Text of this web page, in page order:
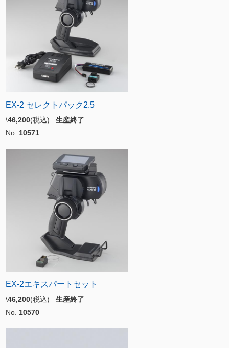
EX-2 セレクトパック2.5
\46,200(税込) 生産終了
No. 10571
EX-2エキスパートセット
\46,200(税込) 生産終了
No. 10570